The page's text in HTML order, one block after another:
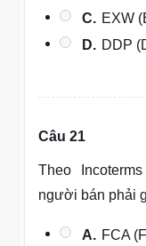
C. EXW
D. DDP
Câu 21
Theo
người bán phải
A. FCA